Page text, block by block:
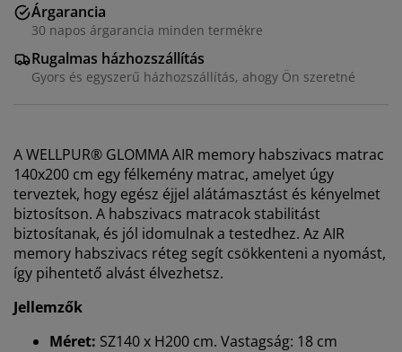
Árgarancia
30 napos árgarancia minden termékre
Rugalmas házhozszállítás
Gyors és egyszerű házhozszállítás, ahogy Ön szeretné
A WELLPUR® GLOMMA AIR memory habszivacs matrac
140x200 cm egy félkemény matrac, amelyet úgy
terveztek, hogy egész éjjel alátámasztást és kényelmet
biztosítson. A habszivacs matracok stabilitást
biztosítanak, és jól idomulnak a testedhez. Az AIR
memory habszivacs réteg segít csökkenteni a nyomást,
így pihentető alvást élvezhetsz.
Jellemzők
Méret: SZ140 x H200 cm. Vastagság: 18 cm